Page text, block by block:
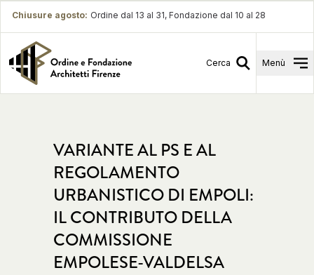
Chiusure agosto: Ordine dal 13 al 31, Fondazione dal 10 al 28
Cerca Menù
VARIANTE AL PS E AL
REGOLAMENTO
URBANISTICO DI EMPOLI:
IL CONTRIBUTO DELLA
COMMISSIONE
EMPOLESE-VALDELSA